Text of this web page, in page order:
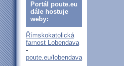
Portál poute.eu
dále hostuje
weby:
Římskokatolická
farnost Lobendava
-
poute.eu/lobendava